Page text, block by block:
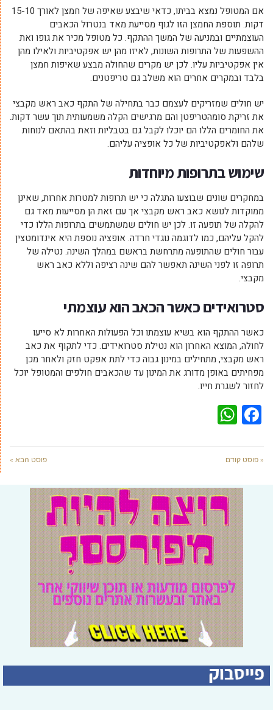
אם המטופל נמצא בביתו, כדאי שיבצע שאיפה של חמצן לאורך 15-10
דקות. תוספת החמצן הזו לגוף מסייעת מאד בנטרול הכאבים
העוצמתיים ובמניעה של המשך ההתקף. כל מטופל מכיר את גופו ואת
ההשפעות של התרופות השונות, לאיזו מהן יש אפקטיביות ולאילו מהן
אין אפקטיביות עליו. לכן יש מקרים שהחולה מבצע שאיפות חמצן
בלבד ובמקרים אחרים הוא משלב גם טריפטנים.
יש חולים שמזריקים לעצמם כבר בתחילה של התקף כאב ראש מקבצי
את זריקת סומהטריפטן והם מרגישים הקלה משמעותית תוך עשר דקות.
את החומרים הללו הם יוכלו לקבל גם בטבליות וזאת בהתאם לנוחות
שלהם ולאפקטיביות של כל אופציה עליהם.
שימוש בתרופות מיוחדות
במחקרים שונים שבוצעו התגלה כי יש תרופות למטרות אחרות, שאינן
ממוקדות לנושא כאב ראש מקבצי אך עם זאת הן מסייעות מאד גם
להקלה של תופעה זו. לכן יש חולים שמשתמשים בתרופות הללו כדי
להקל עליהם, כמו לדוגמה נוגדי חרדה. אופציה נוספת היא אינדומטצין
עבור חולים שהתופעה מתרחשת בראשם במהלך השינה. נטילה של
תרופה זו לפני השינה תאפשר להם שינה רציפה וללא כאב ראש
מקבצי.
סטרואידים כאשר הכאב הוא עוצמתי
כאשר ההתקף הוא בשיא עוצמתו וכל הפעולות האחרות לא סייעו
לחולה, המוצא האחרון הוא נטילת סטרואידים. כדי לתקוף את כאב
ראש מקבצי, מתחילים במינון גבוה כדי לתת אפקט חזק ולאחר מכן
מפחיתים באופן מדורג את המינון עד שהכאבים חולפים והמטופל יוכל
לחזור לשגרת חייו.
Facebook
« פוסט קודם פוסט הבא »